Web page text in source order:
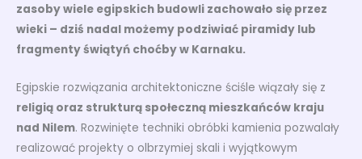
zasoby wiele egipskich budowli zachowało się przez
wieki – dziś nadal możemy podziwiać piramidy lub
fragmenty świątyń choćby w Karnaku.
Egipskie rozwiązania architektoniczne ściśle wiązały się z
religią oraz strukturą społeczną mieszkańców kraju
nad Nilem. Rozwinięte techniki obróbki kamienia pozwalały
realizować projekty o olbrzymiej skali i wyjątkowym